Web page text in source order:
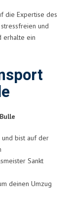
die Expertise des
und
erhalte ein
und bist auf der
Sankt
deinen Umzug